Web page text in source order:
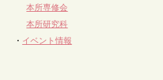
本所専修会
本所研究科
・ イベント情報